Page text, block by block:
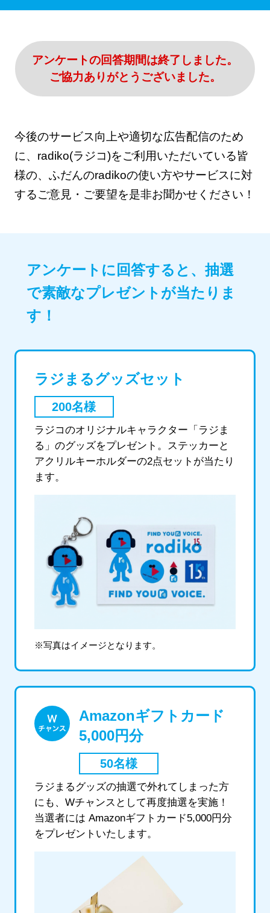
アンケートの回答期間は終了しました。
ご協力ありがとうございました。
今後のサービス向上や適切な広告配信のため
に、radiko(ラジコ)をご利用いただいている皆
様の、ふだんのradikoの使い方やサービスに対
するご意見・ご要望を是非お聞かせください！
アンケートに回答すると、抽選
で素敵なプレゼントが当たりま
す！
ラジまるグッズセット
200名様
ラジコのオリジナルキャラクター「ラジま
る」のグッズをプレゼント。ステッカーと
アクリルキーホルダーの2点セットが当たり
ます。
※写真はイメージとなります。
Amazonギフトカード
5,000円分
50名様
ラジまるグッズの抽選で外れてしまった方
にも、Wチャンスとして再度抽選を実施！
当選者には Amazonギフトカード5,000円分
をプレゼントいたします。